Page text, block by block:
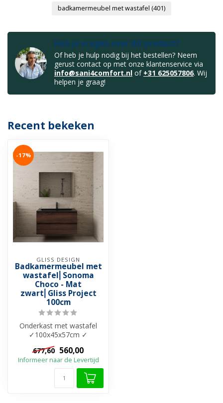
badkamermeubel met wastafel (401)
Heb je vragen over dit product?
Of heb je hulp nodig bij het bestellen? Neem
gerust contact op met onze klantenservice via
info@sani4comfort.nl of +31 625057806. Wij
helpen je graag!
Recent bekeken
-17%
GLISS DESIGN
Badkamermeubel met
wastafel⎢Sonoma
Choco - Mat
zwart⎢Gliss Project
100cm
Onderkast met wastafel
✓100x45x57cm ✓
Onderkast: Melamine ✓
Wastafel: Cast Marbl...
677,60 560,00
Informeer naar de Levertijd